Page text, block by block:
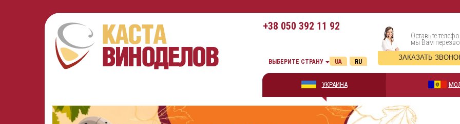
+38 050 392 11 92
Оставьте
мы Вам
ЗАКАЗАТЬ
ВЫБЕРИТЕ СТРАНУ RU
UA
УКРАИНА